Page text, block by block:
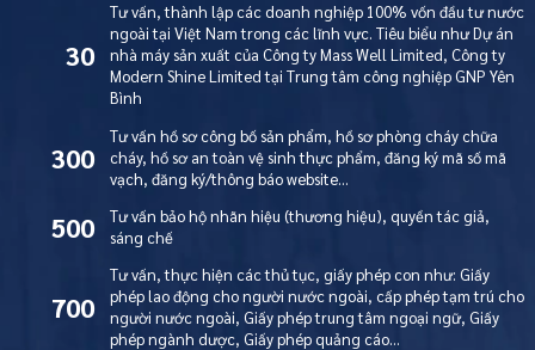
30
Tư vấn, thành lập các doanh nghiệp 100% vốn đầu tư nước
ngoài tại Việt Nam trong các lĩnh vực. Tiêu biểu như Dự án
nhà máy sản xuất của Công ty Mass Well Limited, Công ty
Modern Shine Limited tại Trung tâm công nghiệp GNP Yên
Bình
300
Tư vấn hồ sơ công bố sản phẩm, hồ sơ phòng cháy chữa
cháy, hồ sơ an toàn vệ sinh thực phẩm, đăng ký mã số mã
vạch, đăng ký/thông báo website…
500
Tư vấn bảo hộ nhãn hiệu (thương hiệu), quyền tác giả,
sáng chế
700
Tư vấn, thực hiện các thủ tục, giấy phép con như: Giấy
phép lao động cho người nước ngoài, cấp phép tạm trú cho
người nước ngoài, Giấy phép trung tâm ngoại ngữ, Giấy
phép ngành dược, Giấy phép quảng cáo…